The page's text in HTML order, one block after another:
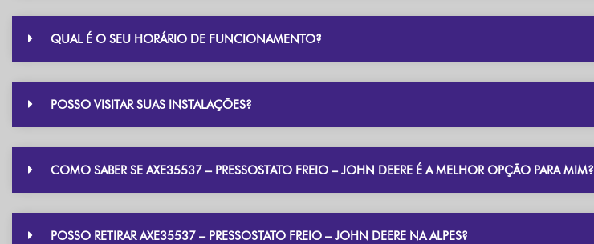
QUAL É O SEU HORÁRIO DE FUNCIONAMENTO?
POSSO VISITAR SUAS INSTALAÇÕES?
COMO SABER SE AXE35537 – PRESSOSTATO FREIO – JOHN DEERE É A MELHOR OPÇÃO PARA MIM?
POSSO RETIRAR AXE35537 – PRESSOSTATO FREIO – JOHN DEERE NA ALPES?